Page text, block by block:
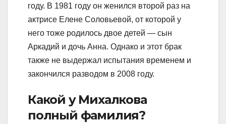
году. В 1981 году он женился второй раз на
актрисе Елене Соловьевой, от которой у
него тоже родилось двое детей — сын
Аркадий и дочь Анна. Однако и этот брак
также не выдержал испытания временем и
закончился разводом в 2008 году.
Какой у Михалкова
полный фамилия?